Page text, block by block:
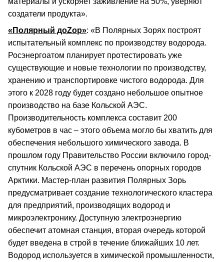
создатели продукта».
«Полярный доZор»: «В Полярных Зорях построят
испытательный комплекс по производству водорода.
Росэнергоатом планирует протестировать уже
существующие и новые технологии по производству,
хранению и транспортировке чистого водорода. Для
этого к 2028 году будет создано небольшое опытное
производство на базе Кольской АЭС.
Производительность комплекса составит 200
кубометров в час – этого объема могло бы хватить для
обеспечения небольшого химического завода. В
прошлом году Правительство России включило город-
спутник Кольской АЭС в перечень опорных городов
Арктики. Мастер-план развития Полярных Зорь
предусматривает создание технологического кластера
для предприятий, производящих водород и
микроэлектронику. Доступную электроэнергию
обеспечит атомная станция, вторая очередь которой
будет введена в строй в течение ближайших 10 лет.
Водород используется в химической промышленности,